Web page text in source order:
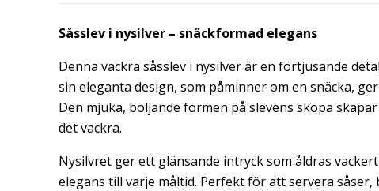
Såsslev i nysilver – snäckformad elegans
Denna vackra såsslev i nysilver är en förtjusande
sin eleganta design, som påminner om en snäcka,
Den mjuka, böljande formen på slevens skopa
det vackra.
Nysilvret ger ett glänsande intryck som åldras
elegans till varje måltid. Perfekt för att servera